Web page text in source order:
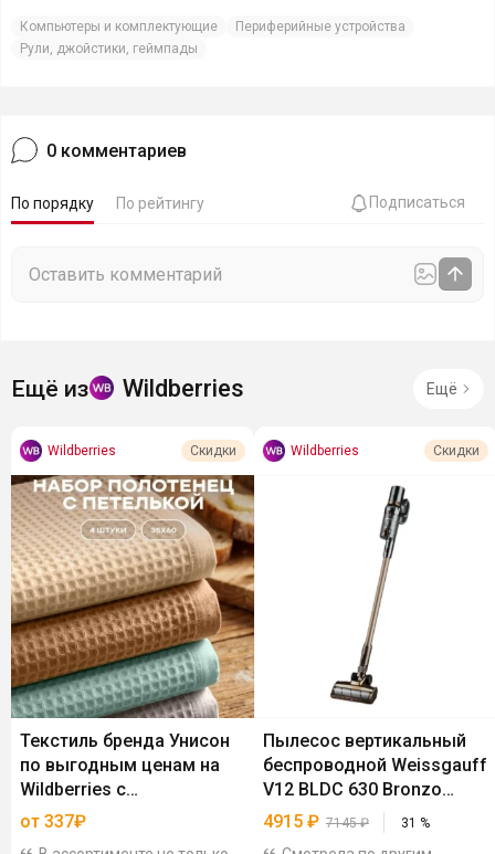
Компьютеры и комплектующие
Периферийные устройства
Рули, джойстики, геймпады
0 комментариев
По порядку По рейтингу Подписаться
Ещё из Wildberries Ещё
Wildberries Скидки
Текстиль бренда Унисон
по выгодным ценам на
Wildberries с
дополнительной скидкой
от 337₽
Wildberries Скидки
Пылесос вертикальный
беспроводной Weissgauff
V12 BLDC 630 Bronzo
Beige X-Treme Turbo
4915 ₽ 7145₽ 31 %